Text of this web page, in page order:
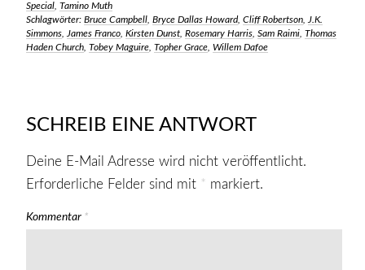
Special, Tamino Muth
Schlagwörter: Bruce Campbell, Bryce Dallas Howard, Cliff Robertson,
J.K.
Simmons, James Franco, Kirsten Dunst, Rosemary Harris, Sam Raimi, Thomas
Haden Church, Tobey Maguire, Topher Grace, Willem Dafoe
SCHREIB EINE ANTWORT
Deine E-Mail Adresse wird nicht veröffentlicht.
Erforderliche Felder sind mit * markiert.
Kommentar *